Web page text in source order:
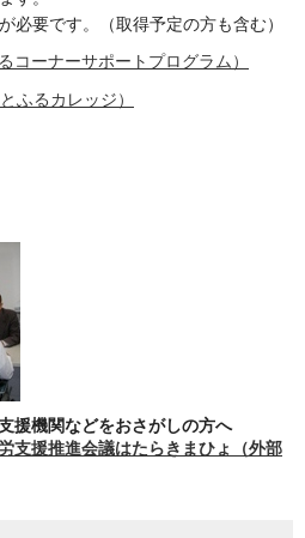
必要です。（取得予定の方も含む）
コーナーサポートプログラム）
ふるカレッジ）
援機関などをおさがしの方へ
支援推進会議はたらきまひょ（外部